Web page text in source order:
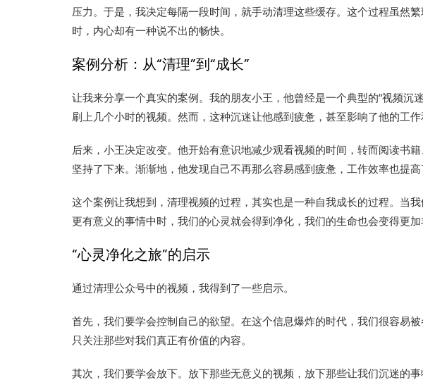
压力。于是，我决定每隔一段时间，就手动清理这些缓存。这个过程虽然
时，内心却有一种说不出的畅快。
案例分析：从“清理”到“成长”
让我来分享一个真实的案例。我的朋友小王，他曾经是一个典型的“视频沉
刷上几个小时的视频。然而，这种沉迷让他感到疲惫，甚至影响了他的工作
后来，小王决定改变。他开始有意识地减少观看视频的时间，转而阅读书
坚持了下来。渐渐地，他发现自己不再那么容易感到疲惫，工作效率也提高
这个案例让我想到，清理视频的过程，其实也是一种自我成长的过程。当
更有意义的事情中时，我们的心灵就会得到净化，我们的生命也会变得更加
“心灵净化之旅”的启示
通过清理公众号中的视频，我得到了一些启示。
首先，我们要学会控制自己的欲望。在这个信息爆炸的时代，我们很容易
只关注那些对我们真正有价值的内容。
其次，我们要学会放下。放下那些无意义的视频，放下那些让我们沉迷的事